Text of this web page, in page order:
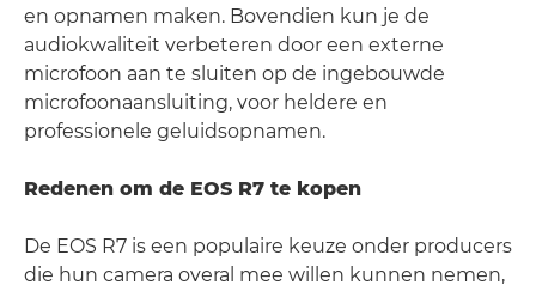
en opnamen maken. Bovendien kun je de
audiokwaliteit verbeteren door een externe
microfoon aan te sluiten op de ingebouwde
microfoonaansluiting, voor heldere en
professionele geluidsopnamen.
Redenen om de EOS R7 te kopen
De EOS R7 is een populaire keuze onder producers
die hun camera overal mee willen kunnen nemen,